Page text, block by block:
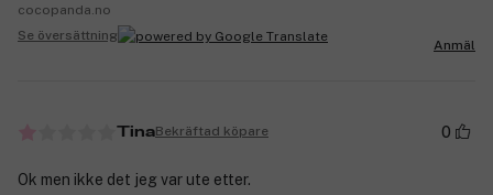
cocopanda.no
Se översättning
Anmäl
TinaBekräftad köpare 0
Ok men ikke det jeg var ute etter.